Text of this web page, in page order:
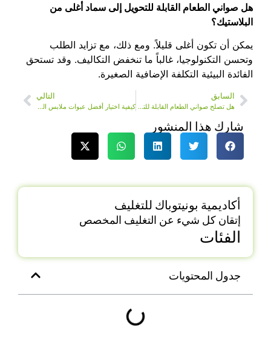
هل صواني الطعام القابلة للتحويل إلى سماد أغلى من
البلاستيك؟
يمكن أن تكون أغلى قليلاً. ومع ذلك، مع تزايد الطلب
وتحسن التكنولوجيا، غالباً ما تنخفض التكاليف. وقد تستحق
الفائدة البيئية التكلفة الإضافية الصغيرة.
السابق
هل تصلح صواني الطعام القابلة للتحويل إلى سماد لأجهزة الميكروويف؟
التالي
كيفية اختيار أفضل عبوات ملابس اللب لعلامتك التجارية
شارك هذا المنشور
أكاديمية بونيتوباك للتغليف
إتقان كل شيء عن التغليف المخصص
الفئات
جدول المحتويات